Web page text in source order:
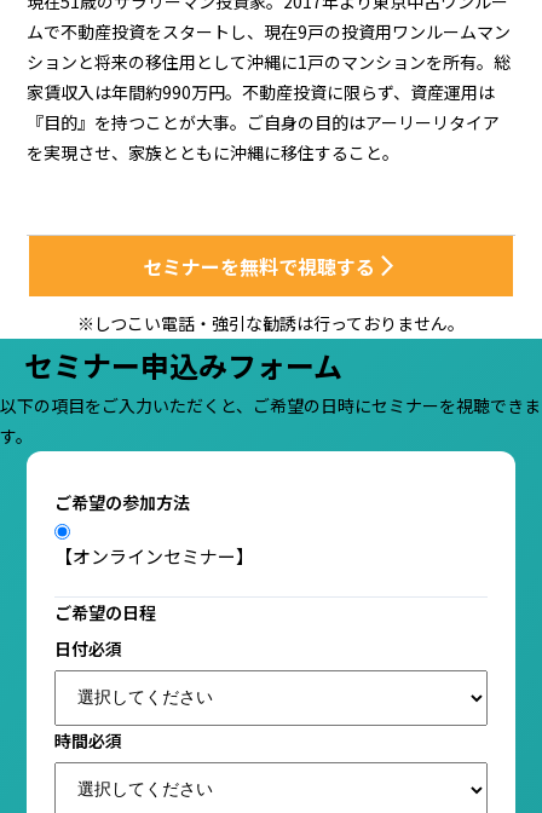
ムで不動産投資をスタートし、現在9戸の投資用ワンルームマン
ションと将来の移住用として沖縄に1戸のマンションを所有。総
家賃収入は年間約990万円。不動産投資に限らず、資産運用は
『目的』を持つことが大事。ご自身の目的はアーリーリタイア
を実現させ、家族とともに沖縄に移住すること。
セミナーを無料で視聴する arrow_forward_ios
※しつこい電話・強引な勧誘は行っておりません。
セミナー申込みフォーム
以下の項目をご入力いただくと、ご希望の日時にセミナーを視聴できま
す。
ご希望の参加方法
【オンラインセミナー】
ご希望の日程
日付必須
時間必須